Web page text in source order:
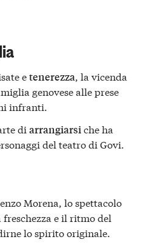
etenerezza, la vicenda
genovese alle prese
infranti.
di arrangiarsiche ha
del teatro di Govi.
Morena, lo spettacolo
e il ritmo del
lo spirito originale.